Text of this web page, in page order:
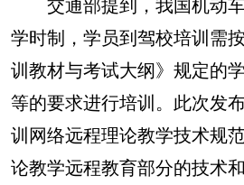
学时制，学员到驾校培训需
训教材与考试大纲》规定的
等的要求进行培训。此次发
训网络远程理论教学技术规
论教学远程教育部分的技术